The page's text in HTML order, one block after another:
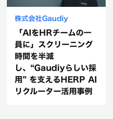
株式会社Gaudiy
「AIをHRチームの一
員に」スクリーニング
時間を半減
し、“Gaudiyらしい採
用” を支えるHERP AI
リクルーター活用事例